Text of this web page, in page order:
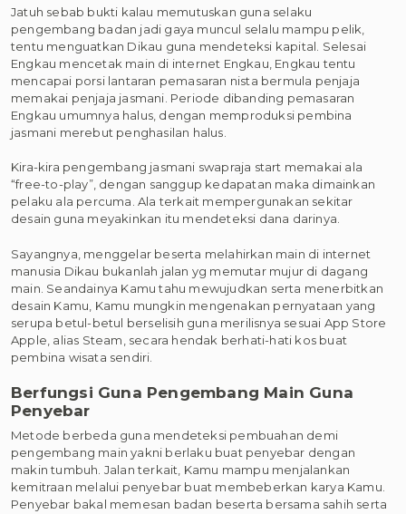
Jatuh sebab bukti kalau memutuskan guna selaku
pengembang badan jadi gaya muncul selalu mampu pelik,
tentu menguatkan Dikau guna mendeteksi kapital. Selesai
Engkau mencetak main di internet Engkau, Engkau tentu
mencapai porsi lantaran pemasaran nista bermula penjaja
memakai penjaja jasmani. Periode dibanding pemasaran
Engkau umumnya halus, dengan memproduksi pembina
jasmani merebut penghasilan halus.
Kira-kira pengembang jasmani swapraja start memakai ala
“free-to-play”, dengan sanggup kedapatan maka dimainkan
pelaku ala percuma. Ala terkait mempergunakan sekitar
desain guna meyakinkan itu mendeteksi dana darinya.
Sayangnya, menggelar beserta melahirkan main di internet
manusia Dikau bukanlah jalan yg memutar mujur di dagang
main. Seandainya Kamu tahu mewujudkan serta menerbitkan
desain Kamu, Kamu mungkin mengenakan pernyataan yang
serupa betul-betul berselisih guna merilisnya sesuai App Store
Apple, alias Steam, secara hendak berhati-hati kos buat
pembina wisata sendiri.
Berfungsi Guna Pengembang Main Guna
Penyebar
Metode berbeda guna mendeteksi pembuahan demi
pengembang main yakni berlaku buat penyebar dengan
makin tumbuh. Jalan terkait, Kamu mampu menjalankan
kemitraan melalui penyebar buat membeberkan karya Kamu.
Penyebar bakal memesan badan beserta bersama sahih serta